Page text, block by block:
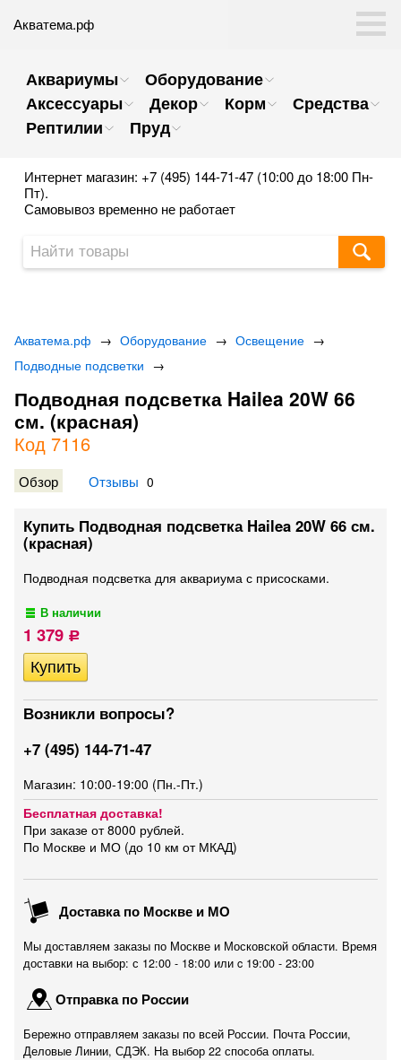
Акватема.рф
Аквариумы
Оборудование
Аксессуары
Декор Корм
Средства
Рептилии
Пруд
Интернет магазин: +7 (495) 144-71-47 (10:00 до 18:00 Пн-
Пт).
Самовывоз временно не работает
Акватема.рф → Оборудование → Освещение →
Подводные подсветки →
Подводная подсветка Hailea 20W 66
см. (красная)
Код 7116
Обзор Отзывы 0
Купить Подводная подсветка Hailea 20W 66 см.
(красная)
Подводная подсветка для аквариума с присосками.
В наличии
1 379 Р
Возникли вопросы?
+7 (495) 144-71-47
Магазин: 10:00-19:00 (Пн.-Пт.)
Бесплатная доставка!
При заказе от 8000 рублей.
По Москве и МО (до 10 км от МКАД)
Доставка по Москве и МО
Мы доставляем заказы по Москве и Московской области. Время
доставки на выбор: с 12:00 - 18:00 или c 19:00 - 23:00
Отправка по России
Бережно отправляем заказы по всей России. Почта России,
Деловые Линии, СДЭК. На выбор 22 способа оплаты.